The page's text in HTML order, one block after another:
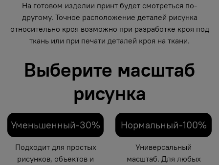
На готовом изделии принт будет смотреться по-
другому. Точное расположение деталей рисунка
относительно кроя возможно при разработке кроя под
ткань или при печати деталей кроя на ткани.
Выберите масштаб
рисунка
Уменьшенный-30%
Подходит для простых
рисунков, объектов и
Нормальный-100%
Универсальный
масштаб. Для любых